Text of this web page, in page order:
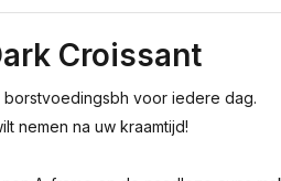
Croissant
voor iedere dag.
nemen na uw kraamtijd!